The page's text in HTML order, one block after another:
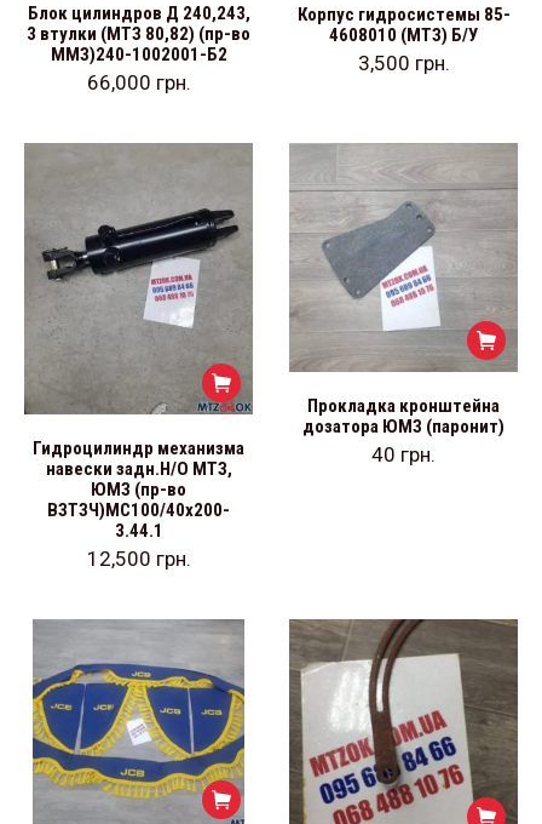
Блок цилиндров Д 240,243,
3 втулки (МТЗ 80,82) (пр-во
ММЗ)240-1002001-Б2
66,000 грн.
Корпус гидросистемы 85-
4608010 (МТЗ) Б/У
3,500 грн.
Гидроцилиндр механизма
навески задн.Н/О МТЗ,
ЮМЗ (пр-во
ВЗТЗЧ)МС100/40х200-
3.44.1
12,500 грн.
Прокладка кронштейна
дозатора ЮМЗ (паронит)
40 грн.